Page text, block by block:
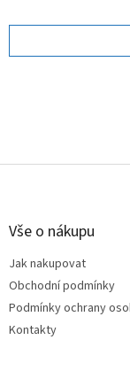
Z
Vše o nákupu
Jak nakupovat
Obchodní podmínky
Podmínky ochrany
Kontakty